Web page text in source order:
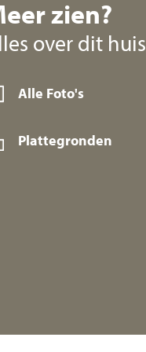
zien?
over dit huis
Alle Foto's
Plattegronden